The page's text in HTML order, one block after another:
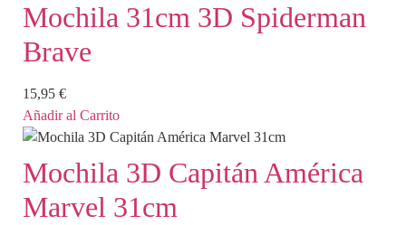
Mochila 31cm 3D Spiderman
Brave
15,95 €
Añadir al Carrito
Mochila 3D Capitán América
Marvel 31cm